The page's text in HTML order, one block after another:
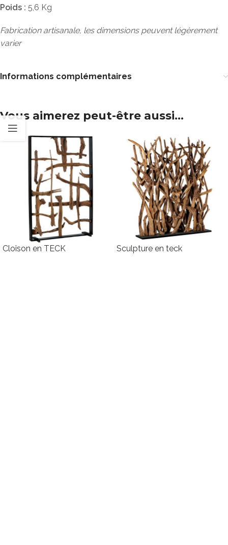
Poids : 5,6 Kg
Fabrication artisanale, les dimensions peuvent légèrement
varier
Informations complémentaires
Vous aimerez peut-être aussi…
Cloison en TECK Sculpture en teck